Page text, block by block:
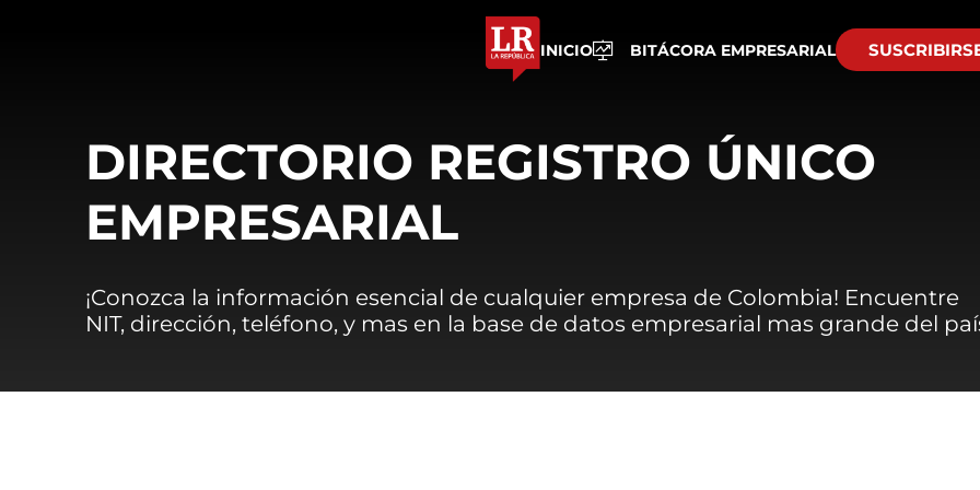
INICIO BITÁCORA EMPRESARIAL
DIRECTORIO REGISTRO ÚNICO
EMPRESARIAL
¡Conozca la información esencial de cualquier empresa de Colombia! Encuentre
NIT, dirección, teléfono, y mas en la base de datos empresarial mas grande del